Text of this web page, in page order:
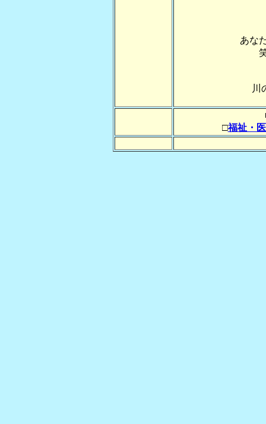
あな
川
□福祉・